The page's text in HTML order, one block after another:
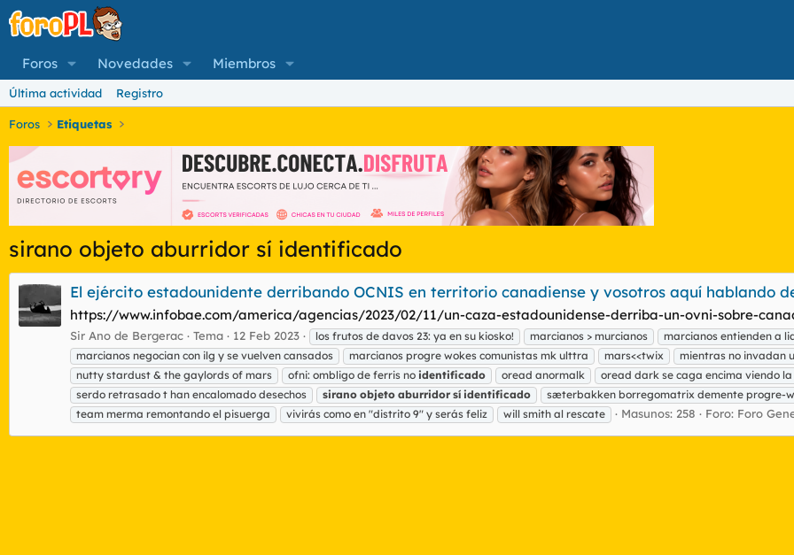
Foros Novedades Miembros
Última actividad Registro
Foros Etiquetas
sirano objeto aburridor sí identificado
El ejército estadounidente derribando OCNIS en territorio canadiense y vosotros aquí hablando
https://www.infobae.com/america/agencias/2023/02/11/un-caza-estadounidense-derriba-un-ovni-sobre-
Sir Ano de Bergerac Tema 12 Feb 2023 los frutos de davos 23: ya en su kiosko! marcianos > murcianos
marcianos entienden a
marcianos negocian con ilg y se vuelven cansados
marcianos progre wokes comunistas mk ulttra mars<<twix
mientras no invadan
nutty stardust & the gaylords of mars
ofni: ombligo de ferris no identificado oread anormalk
oread dark se caga encima viendo
serdo retrasado t han encalomado desechos
sirano objeto aburridor sí identificado
sæterbakken borregomatrix demente progre-
team merma remontando el pisuerga
vivirás como en "distrito 9" y serás feliz will smith al rescate Masunos: 258 Foro: Foro